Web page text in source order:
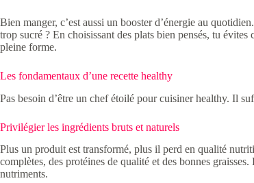
Bien manger, c’est aussi un booster d’énergie au
trop sucré ? En choisissant des plats bien pensés, tu
pleine forme.
Les fondamentaux d’une recette healthy
Pas besoin d’être un chef étoilé pour cuisiner healthy. Il
Privilégier les ingrédients bruts et naturels
Plus un produit est transformé, plus il perd en qualité
complètes, des protéines de qualité et des bonnes
nutriments.